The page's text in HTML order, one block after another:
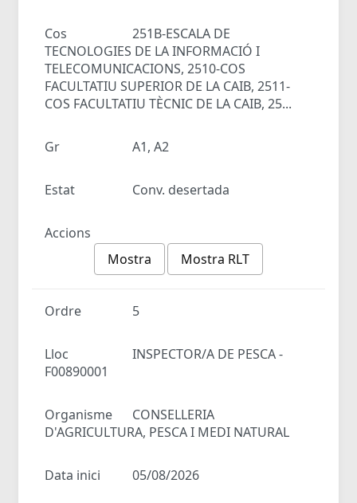
Cos
251B-ESCALA DE
TECNOLOGIES DE LA INFORMACIÓ I
TELECOMUNICACIONS, 2510-COS
FACULTATIU SUPERIOR DE LA CAIB, 2511-
COS FACULTATIU TÈCNIC DE LA CAIB, 25...
Gr A1, A2
Estat Conv. desertada
Accions
Mostra
Mostra RLT
Ordre 5
Lloc
INSPECTOR/A DE PESCA -
F00890001
Organisme
CONSELLERIA
D'AGRICULTURA, PESCA I MEDI NATURAL
Data inici 05/08/2026